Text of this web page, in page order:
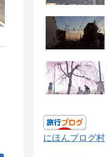
にほんブログ村